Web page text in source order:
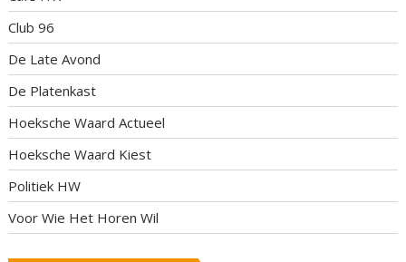
Club 96
De Late Avond
De Platenkast
Hoeksche Waard Actueel
Hoeksche Waard Kiest
Politiek HW
Voor Wie Het Horen Wil